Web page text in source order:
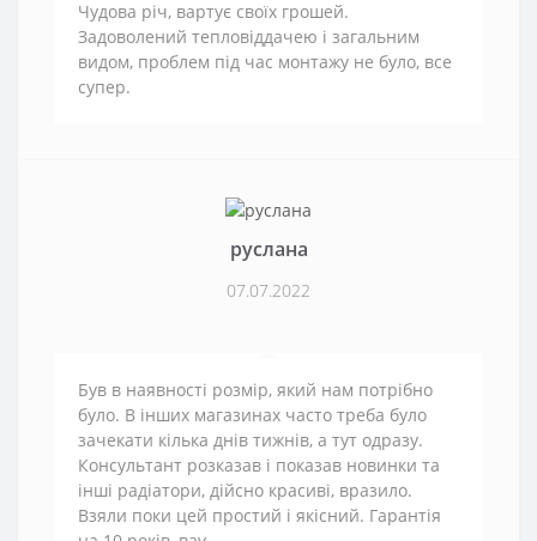
Чудова річ, вартує своїх грошей.
Задоволений тепловіддачею і загальним
видом, проблем під час монтажу не було, все
супер.
руслана
07.07.2022
Був в наявності розмір, який нам потрібно
було. В інших магазинах часто треба було
зачекати кілька днів тижнів, а тут одразу.
Консультант розказав і показав новинки та
інші радіатори, дійсно красиві, вразило.
Взяли поки цей простий і якісний. Гарантія